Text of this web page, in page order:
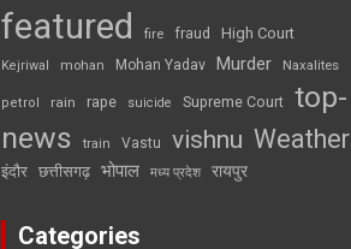
featured fire fraud High Court
Kejriwal mohan Mohan Yadav Murder Naxalites
petrol rain rape suicide Supreme Court top-
news
train Vastu vishnu Weather
इंदौर छत्तीसगढ़ भोपाल मध्य प्रदेश रायपुर
Categories